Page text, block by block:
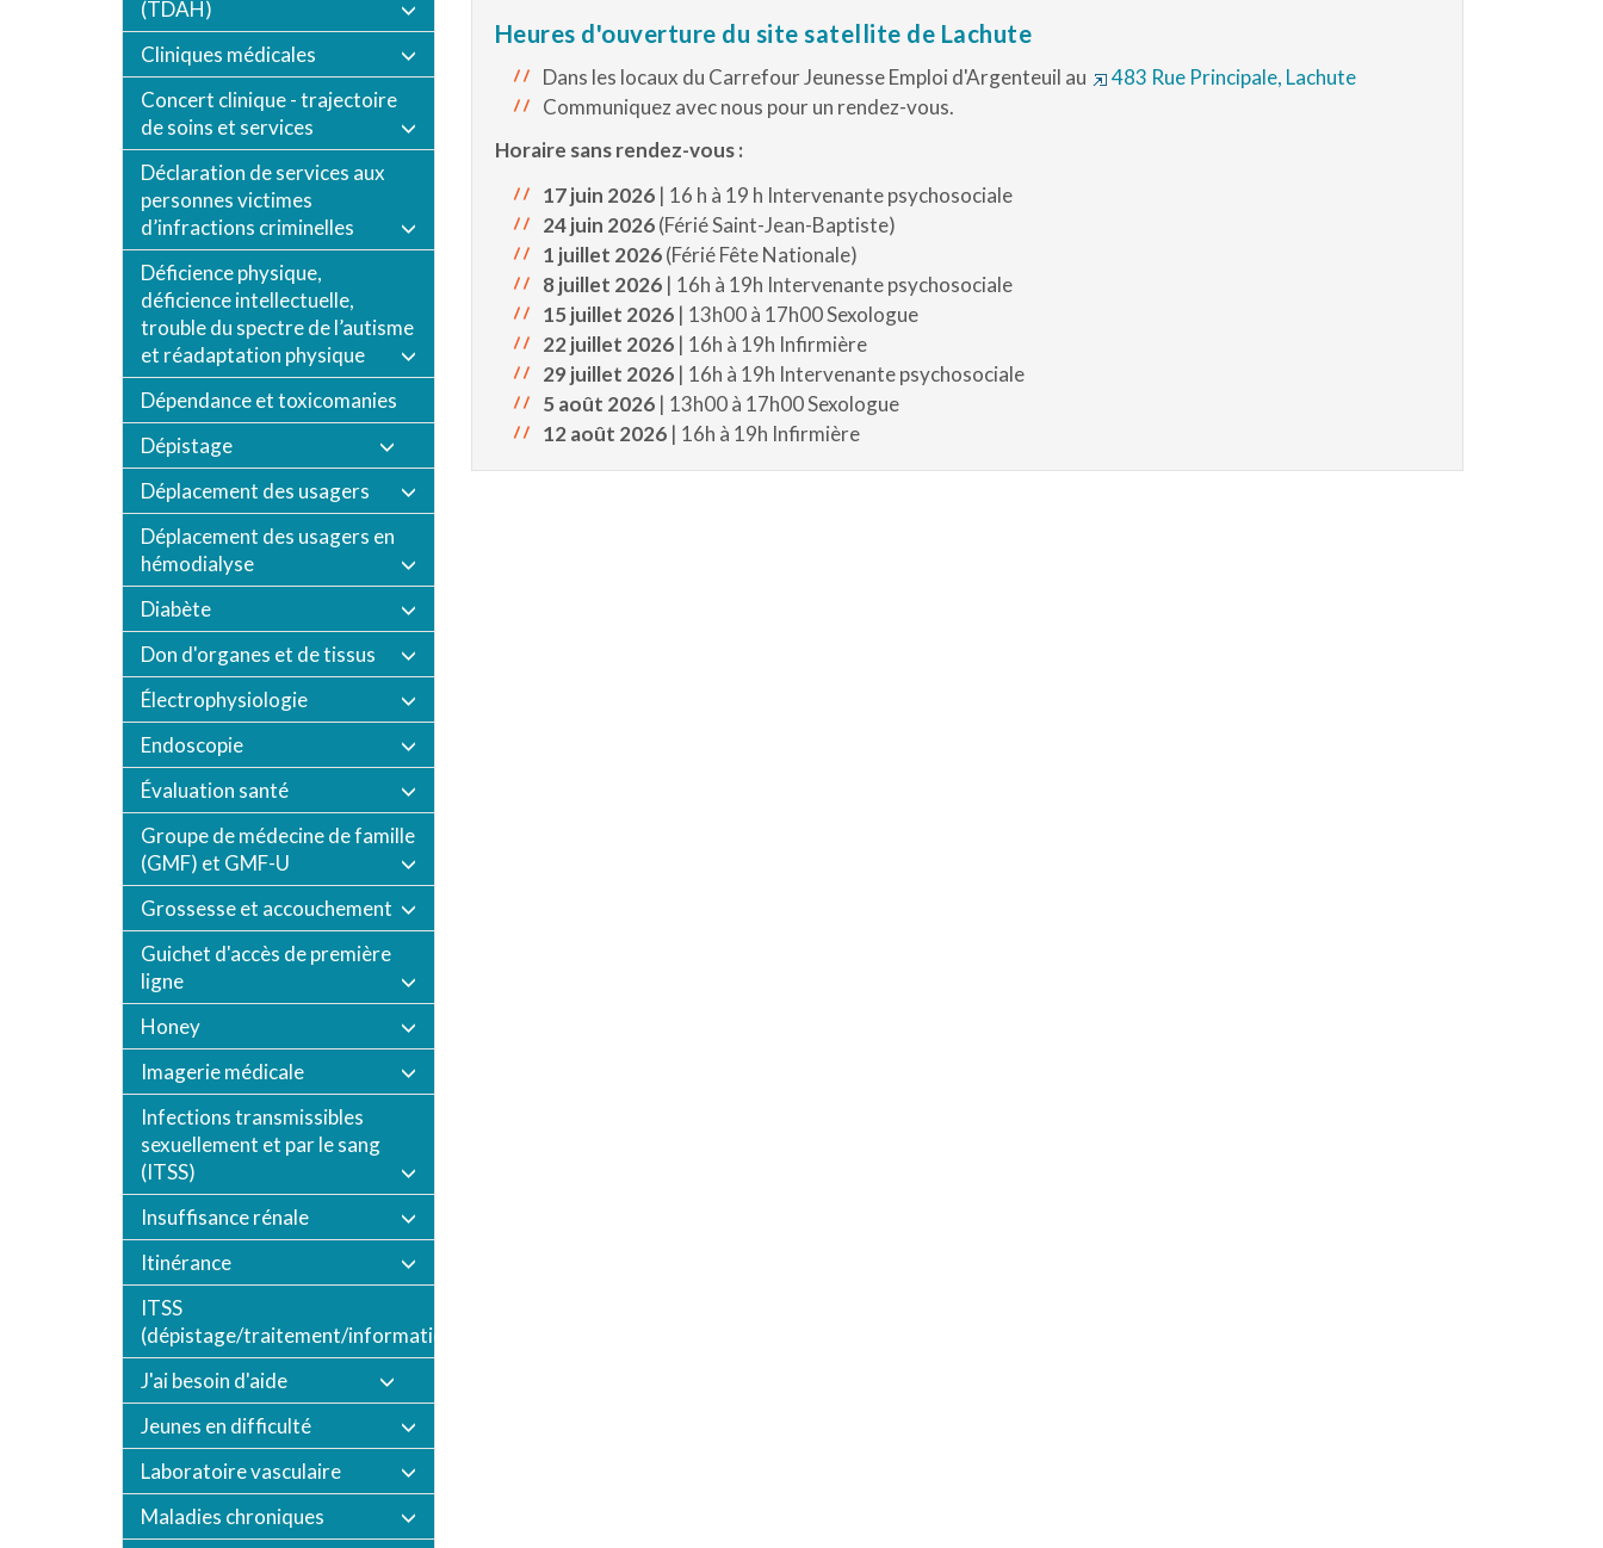
(TDAH)
Cliniques médicales
Concert clinique - trajectoire
de soins et services
Déclaration de services aux
personnes victimes
d’infractions criminelles
Déficience physique,
déficience intellectuelle,
trouble du spectre de l’autisme
et réadaptation physique
Dépendance et toxicomanies
Dépistage
Déplacement des usagers
Déplacement des usagers en
hémodialyse
Diabète
Don d'organes et de tissus
Électrophysiologie
Endoscopie
Évaluation santé
Groupe de médecine de famille
(GMF) et GMF-U
Grossesse et accouchement
Guichet d'accès de première
ligne
Honey
Imagerie médicale
Infections transmissibles
sexuellement et par le sang
(ITSS)
Insuffisance rénale
Itinérance
ITSS
(dépistage/traitement/informations/vaccination)
J'ai besoin d'aide
Jeunes en difficulté
Laboratoire vasculaire
Maladies chroniques
Heures d'ouverture du site satellite de Lachute
Dans les locaux du Carrefour Jeunesse Emploi d'Argenteuil au
483 Rue Principale, Lachute
Communiquez avec nous pour un rendez-vous.
Horaire sans rendez-vous :
17 juin 2026| 16 h à 19 h Intervenante psychosociale
24 juin 2026(Férié Saint-Jean-Baptiste)
1 juillet 2026(Férié Fête Nationale)
8 juillet 2026| 16h à 19h Intervenante psychosociale
15 juillet 2026| 13h00 à 17h00 Sexologue
22 juillet 2026| 16h à 19h Infirmière
29 juillet 2026| 16h à 19h Intervenante psychosociale
5 août 2026| 13h00 à 17h00 Sexologue
12 août 2026| 16h à 19h Infirmière